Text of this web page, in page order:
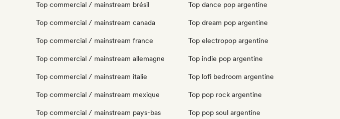
Top commercial / mainstream brésil
Top commercial / mainstream canada
Top commercial / mainstream france
Top commercial / mainstream allemagne
Top commercial / mainstream italie
Top commercial / mainstream mexique
Top commercial / mainstream pays-bas
Top dance pop argentine
Top dream pop argentine
Top electropop argentine
Top indie pop argentine
Top lofi bedroom argentine
Top pop rock argentine
Top pop soul argentine